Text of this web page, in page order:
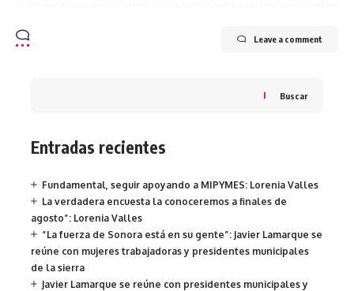
Leave a comment
Buscar
Entradas recientes
Fundamental, seguir apoyando a MIPYMES: Lorenia Valles
La verdadera encuesta la conoceremos a finales de
agosto”: Lorenia Valles
“La fuerza de Sonora está en su gente”: Javier Lamarque se
reúne con mujeres trabajadoras y presidentes municipales
de la sierra
Javier Lamarque se reúne con presidentes municipales y